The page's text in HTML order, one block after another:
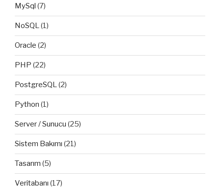
MySql (7)
NoSQL(1)
Oracle (2)
PHP (22)
PostgreSQL(2)
Python (1)
Server / Sunucu (25)
Sistem Bakımı (21)
Tasarım (5)
Veritabanı (17)